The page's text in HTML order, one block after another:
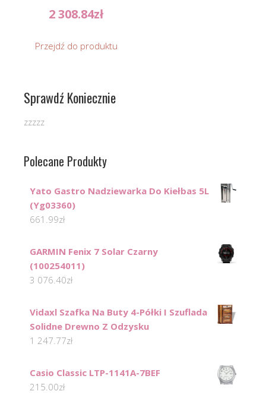
2 308.84zł
Przejdź do produktu
Sprawdź Koniecznie
zzzzz
Polecane Produkty
Yato Gastro Nadziewarka Do Kiełbas 5L
(Yg03360)
661.99zł
GARMIN Fenix 7 Solar Czarny
(100254011)
3 076.40zł
Vidaxl Szafka Na Buty 4-Półki I Szuflada
Solidne Drewno Z Odzysku
1 247.77zł
Casio Classic LTP-1141A-7BEF
215.00zł